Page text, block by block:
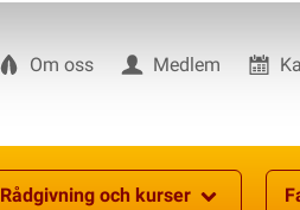
Om oss Medlem
Rådgivning och kurser